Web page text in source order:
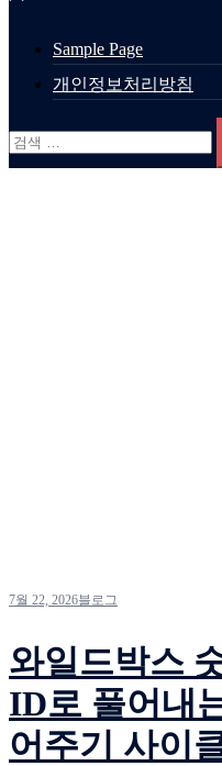
Sample Page
개인정보처리방침
검
색:
7월 22, 2026블로그
와일드박스
ID로 풀어내
어주기 사이